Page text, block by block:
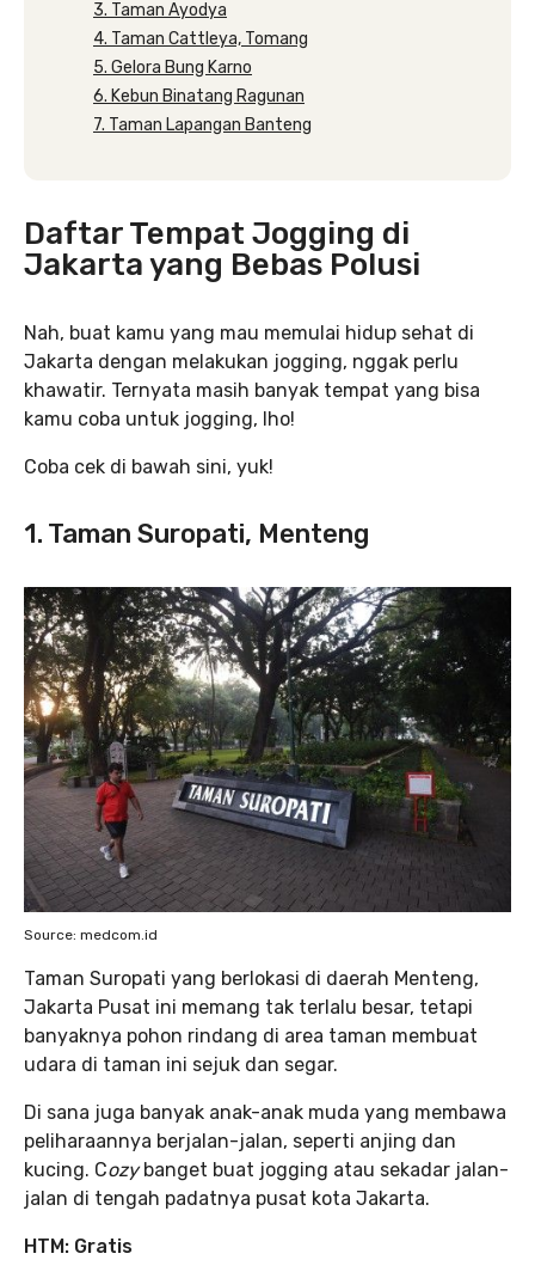
3. Taman Ayodya
4. Taman Cattleya, Tomang
5. Gelora Bung Karno
6. Kebun Binatang Ragunan
7. Taman Lapangan Banteng
Daftar Tempat Jogging di
Jakarta yang Bebas Polusi
Nah, buat kamu yang mau memulai hidup sehat di
Jakarta dengan melakukan jogging, nggak perlu
khawatir. Ternyata masih banyak tempat yang bisa
kamu coba untuk jogging, lho!
Coba cek di bawah sini, yuk!
1. Taman Suropati, Menteng
Source: medcom.id
Taman Suropati yang berlokasi di daerah Menteng,
Jakarta Pusat ini memang tak terlalu besar, tetapi
banyaknya pohon rindang di area taman membuat
udara di taman ini sejuk dan segar.
Di sana juga banyak anak-anak muda yang membawa
peliharaannya berjalan-jalan, seperti anjing dan
kucing. Cozybanget buat jogging atau sekadar jalan-
jalan di tengah padatnya pusat kota Jakarta.
HTM: Gratis